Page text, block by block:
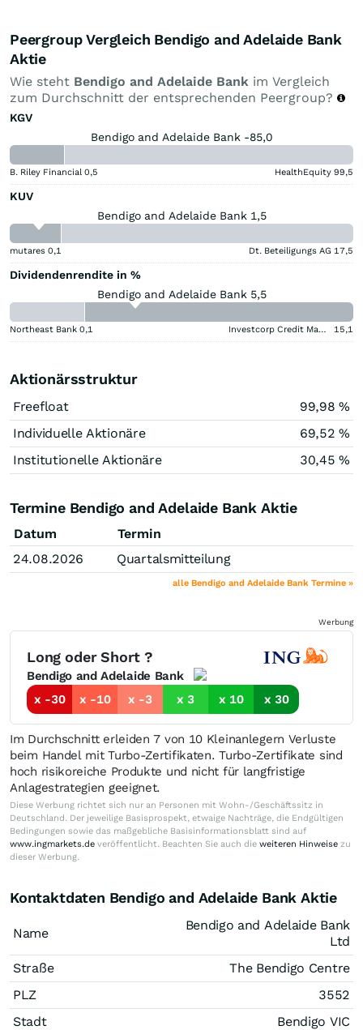
Peergroup Vergleich Bendigo and Adelaide Bank
Aktie
Wie steht Bendigo and Adelaide Bank im Vergleich
zum Durchschnitt der entsprechenden Peergroup?
KGV
Bendigo and Adelaide Bank -85,0
B. Riley Financial 0,5 HealthEquity 99,5
KUV
Bendigo and Adelaide Bank 1,5
mutares 0,1 Dt. Beteiligungs AG 17,5
Dividendenrendite in %
Bendigo and Adelaide Bank 5,5
Northeast Bank 0,1 Investcorp Credit Management BDC 15,1
Aktionärsstruktur
Freefloat
99,98 %
Individuelle Aktionäre
69,52 %
Institutionelle Aktionäre
30,45 %
Termine Bendigo and Adelaide Bank Aktie
Datum
Termin
24.08.2026
Quartalsmitteilung
alle Bendigo and Adelaide Bank Termine »
Werbung
Long oder Short ?
Bendigo and Adelaide Bank
x -30
x -10 x -3 x 3 x 10 x 30
Im Durchschnitt erleiden 7 von 10 Kleinanlegern Verluste
beim Handel mit Turbo-Zertifikaten. Turbo-Zertifikate sind
hoch risikoreiche Produkte und nicht für langfristige
Anlagestrategien geeignet.
Diese Werbung richtet sich nur an Personen mit Wohn-/Geschäftssitz in
Deutschland. Der jeweilige Basisprospekt, etwaige Nachträge, die Endgültigen
Bedingungen sowie das maßgebliche Basisinformationsblatt sind auf
www.ingmarkets.de veröffentlicht. Beachten Sie auch die weiteren Hinweise zu
dieser Werbung.
Kontaktdaten Bendigo and Adelaide Bank Aktie
Name
Bendigo and Adelaide Bank
Ltd
Straße
The Bendigo Centre
PLZ
3552
Stadt
Bendigo VIC